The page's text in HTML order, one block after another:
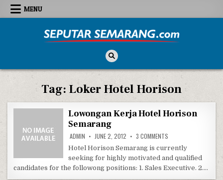
Skip to content
MENU
Tag: Loker Hotel Horison
Lowongan Kerja Hotel Horison
Semarang
ADMIN JUNE 2, 2012 3 COMMENTS
Hotel Horison Semarang is currently
seeking for highly motivated and qualified
candidates for the followong positions: 1. Sales Executive. 2….